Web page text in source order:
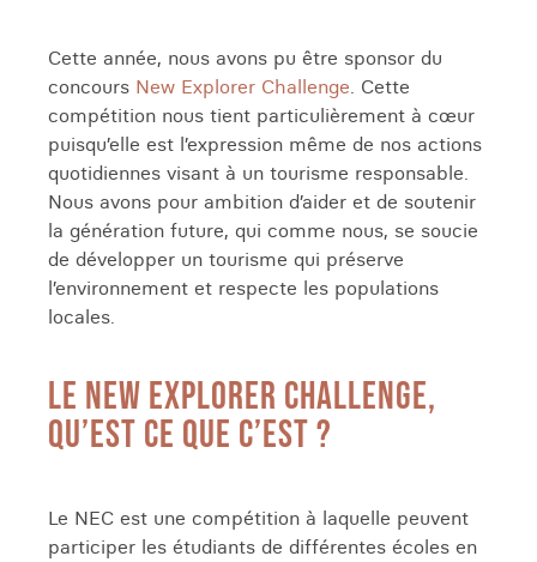
Cette année, nous avons pu être sponsor du
concours New Explorer Challenge. Cette
compétition nous tient particulièrement à cœur
puisqu’elle est l’expression même de nos actions
quotidiennes visant à un tourisme responsable.
Nous avons pour ambition d’aider et de soutenir
la génération future, qui comme nous, se soucie
de développer un tourisme qui préserve
l’environnement et respecte les populations
locales.
LE NEW EXPLORER CHALLENGE,
QU’EST CE QUE C’EST ?
Le NEC est une compétition à laquelle peuvent
participer les étudiants de différentes écoles en